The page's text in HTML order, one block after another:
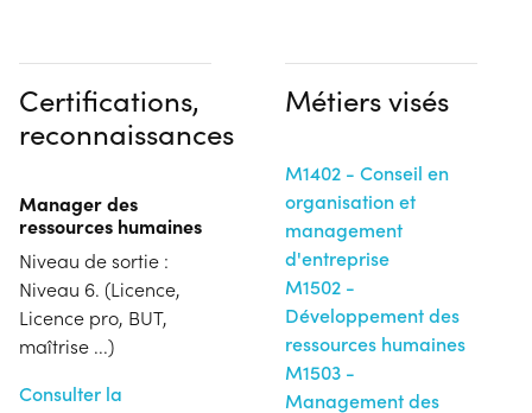
Certifications,
reconnaissances
Manager des
ressources humaines
Niveau de sortie :
Niveau 6. (Licence,
Licence pro, BUT,
maîtrise ...)
Consulter la
Métiers visés
M1402 - Conseil en
organisation et
management
d'entreprise
M1502 -
Développement des
ressources humaines
M1503 -
Management des